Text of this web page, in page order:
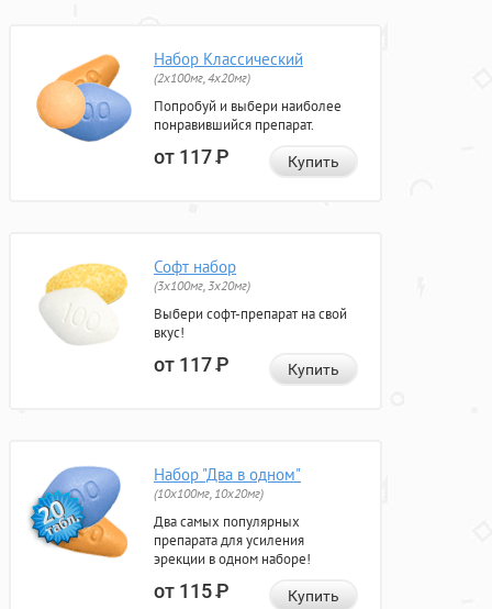
Набор Классический
(2x100мг, 4x20мг)
Попробуй и выбери наиболее
понравившийся препарат.
от 117Р Купить
Софт набор
(3x100мг, 3x20мг)
Выбери софт-препарат на свой
вкус!
от 117Р Купить
Набор "Два в одном"
(10x100мг, 10x20мг)
Два самых популярных
препарата для усиления
эрекции в одном наборе!
от 115Р Купить